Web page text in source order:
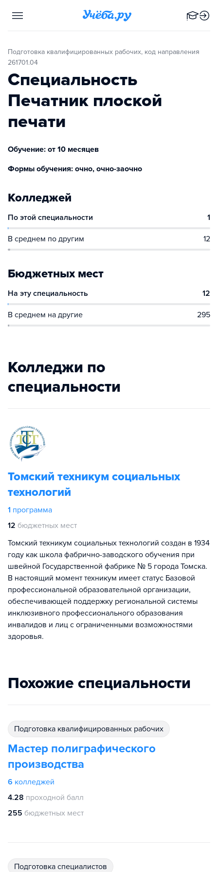
Подготовка квалифицированных рабочих, код направления
261701.04
Специальность
Печатник плоской
печати
Обучение: от 10 месяцев
Формы обучения: очно, очно-заочно
Колледжей
По этой специальности 1
В среднем по другим 12
Бюджетных мест
На эту специальность 12
В среднем на другие 295
Колледжи по
специальности
Томский техникум социальных
технологий
1 программа
12 бюджетных мест
Томский техникум социальных технологий создан в 1934
году как школа фабрично-заводского обучения при
швейной Государственной фабрике № 5 города Томска.
В настоящий момент техникум имеет статус Базовой
профессиональной образовательной организации,
обеспечивающей поддержку региональной системы
инклюзивного профессионального образования
инвалидов и лиц с ограниченными возможностями
здоровья.
Похожие специальности
подготовка квалифицированных рабочих
Мастер полиграфического
производства
6 колледжей
4.28 проходной балл
255 бюджетных мест
подготовка специалистов